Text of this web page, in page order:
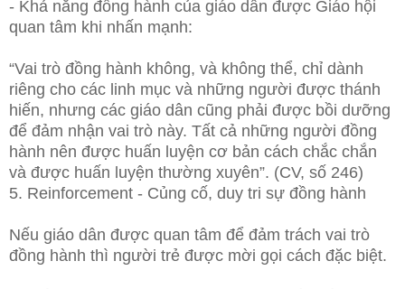
- Khả năng đồng hành của giáo dân được Giáo hội
quan tâm khi nhấn mạnh:
“Vai trò đồng hành không, và không thể, chỉ dành
riêng cho các linh mục và những người được thánh
hiến, nhưng các giáo dân cũng phải được bồi dưỡng
để đảm nhận vai trò này. Tất cả những người đồng
hành nên được huấn luyện cơ bản cách chắc chắn
và được huấn luyện thường xuyên”. (CV, số 246)
5. Reinforcement - Củng cố, duy tri sự đồng hành
Nếu giáo dân được quan tâm để đảm trách vai trò
đồng hành thì người trẻ được mời gọi cách đặc biệt.